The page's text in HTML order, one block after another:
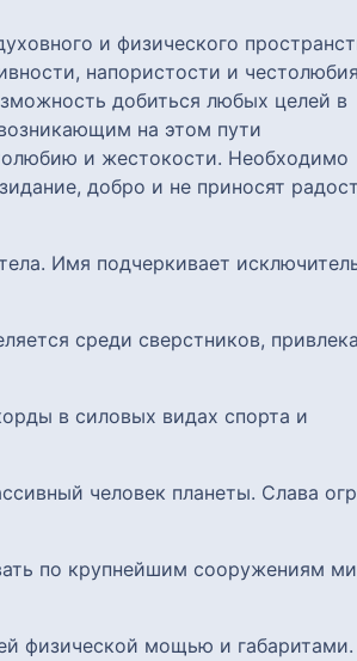
и физического
напористости и
добиться любых целей в
на этом пути
и жестокости. Необходимо
добро и не приносят
Имя подчеркивает
среди сверстников,
в силовых видах спорта и
человек планеты. Слава
по крупнейшим сооружениям
физической мощью и габаритами.